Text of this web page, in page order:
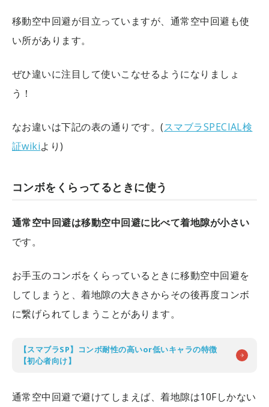
移動空中回避が目立っていますが、通常空中回避も使
い所があります。
ぜひ違いに注目して使いこなせるようになりましょ
う！
なお違いは下記の表の通りです。(スマブラSPECIAL検
証wikiより)
コンボをくらってるときに使う
通常空中回避は移動空中回避に比べて着地隙が小さい
です。
お手玉のコンボをくらっているときに移動空中回避を
してしまうと、着地隙の大きさからその後再度コンボ
に繋げられてしまうことがあります。
【スマブラSP】コンボ耐性の高いor低いキャラの特徴
【初心者向け】
通常空中回避で避けてしまえば、着地隙は10Fしかない